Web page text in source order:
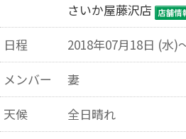
さいか屋藤沢店
日程
2018年07月18日 (水)
メンバー
妻
天候
全日晴れ